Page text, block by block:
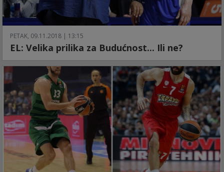
PETAK, 09.11.2018 | 13:15
EL: Velika prilika za Budućnost... Ili ne?